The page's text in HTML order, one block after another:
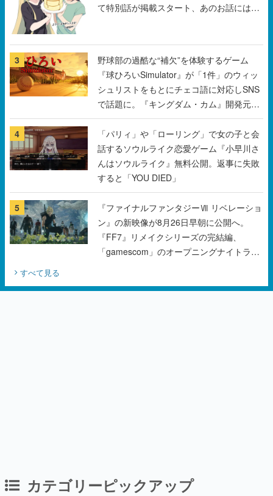
て特別話が掲載スタート、あのお話には…
3
野球部の過酷な“補欠”を体験するゲーム
『球ひろいSimulator』が「1件」のウィッ
シュリストをもとにチェコ語に対応しSNS
で話題に。『キングダム・カム』開発元や
チェコのプロ野球選手から称賛の声
4
「パリィ」や「ローリング」で女の子と会
話するソウルライク恋愛ゲーム『小早川さ
んはソウルライク』無料公開。返事に失敗
すると「YOU DIED」
5
『ファイナルファンタジーⅦ リベレーショ
ン』の新映像が8月26日早朝に公開へ。
『FF7』リメイクシリーズの完結編、
「gamescom」のオープニングナイトライ
すべて見る
カテゴリーピックアップ